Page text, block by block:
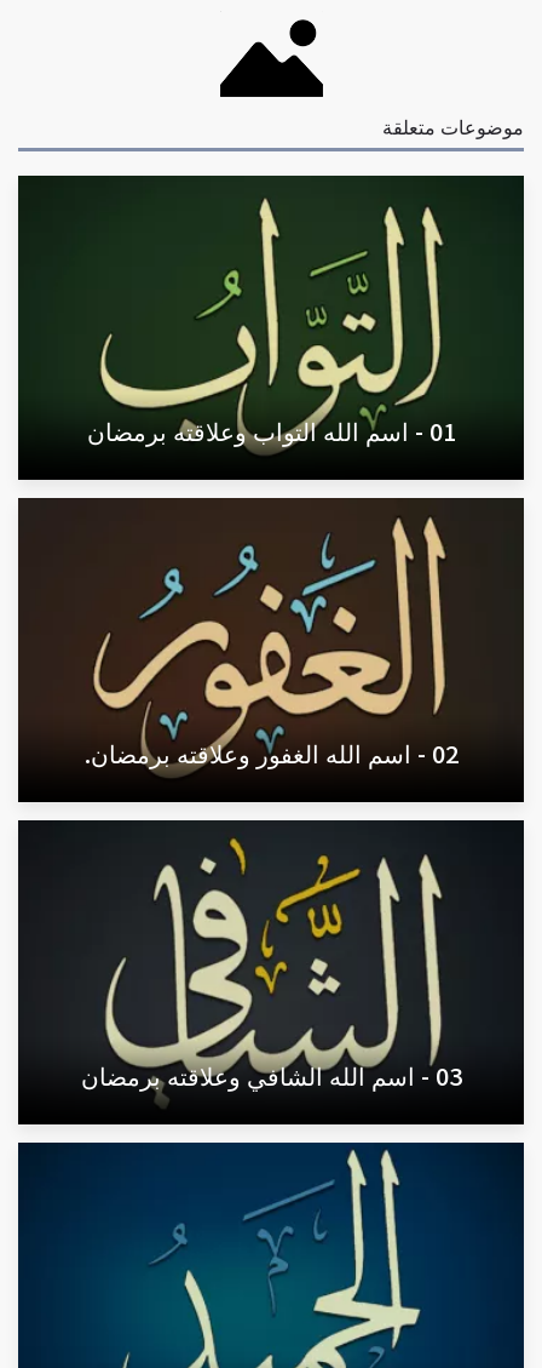
موضوعات متعلقة
01 - اسم الله التواب وعلاقته برمضان
02 - اسم الله الغفور وعلاقته برمضان.
03 - اسم الله الشافي وعلاقته برمضان